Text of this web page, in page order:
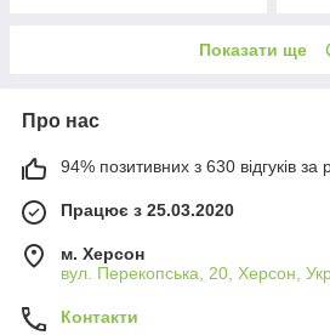
Показати ще
Про нас
94% позитивних з 630 відгуків за
Працює з 25.03.2020
м. Херсон
вул. Перекопська, 20, Херсон,
Контакти